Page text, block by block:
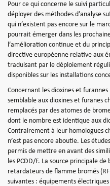
Pour ce qui concerne le suivi
déployer des méthodes d’analyse
qui n’existent pas encore sur le
pourrait émerger dans les
l’amélioration continue et du
directive européenne relative aux
traduisant par le déploiement
disponibles sur les installations
Concernant les dioxines et
semblable aux dioxines et furanes
remplacés par des atomes de
dont le nombre est identique aux
Contrairement à leur homologues
n’est pas encore aboutie. Les
permis de mettre en avant des
les PCDD/F. La source principale
retardateurs de flamme bromés
suivantes : équipements